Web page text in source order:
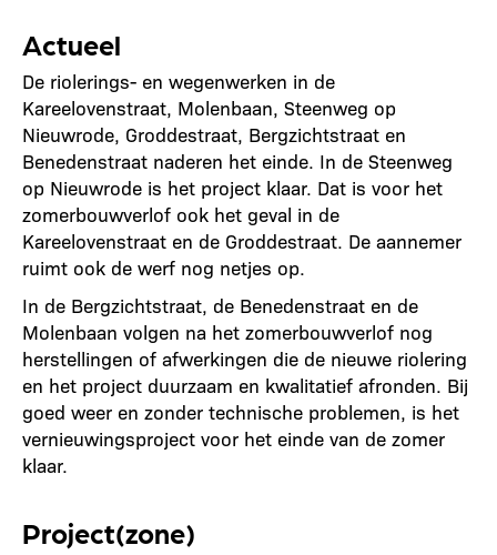
Actueel
De riolerings- en wegenwerken in de
Kareelovenstraat, Molenbaan, Steenweg op
Nieuwrode, Groddestraat, Bergzichtstraat en
Benedenstraat naderen het einde. In de Steenweg
op Nieuwrode is het project klaar. Dat is voor het
zomerbouwverlof ook het geval in de
Kareelovenstraat en de Groddestraat. De aannemer
ruimt ook de werf nog netjes op.
In de Bergzichtstraat, de Benedenstraat en de
Molenbaan volgen na het zomerbouwverlof nog
herstellingen of afwerkingen die de nieuwe riolering
en het project duurzaam en kwalitatief afronden. Bij
goed weer en zonder technische problemen, is het
vernieuwingsproject voor het einde van de zomer
klaar.
Project(zone)